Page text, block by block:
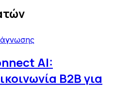
AI:
B2B για